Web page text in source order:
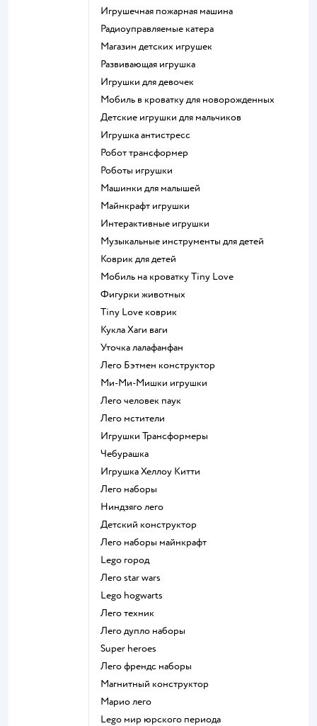
Игрушечная пожарная машина
Радиоуправляемые катера
Магазин детских игрушек
Развивающая игрушка
Игрушки для девочек
Мобиль в кроватку для новорожденных
Детские игрушки для мальчиков
Игрушка антистресс
Робот трансформер
Роботы игрушки
Машинки для малышей
Майнкрафт игрушки
Интерактивные игрушки
Музыкальные инструменты для детей
Коврик для детей
Мобиль на кроватку Tiny Love
Фигурки животных
Tiny Love коврик
Кукла Хаги ваги
Уточка лалафанфан
Лего Бэтмен конструктор
Ми-Ми-Мишки игрушки
Лего человек паук
Лего мстители
Игрушки Трансформеры
Чебурашка
Игрушка Хеллоу Китти
Лего наборы
Ниндзяго лего
Детский конструктор
Лего наборы майнкрафт
Lego город
Лего star wars
Lego hogwarts
Лего техник
Лего дупло наборы
Super heroes
Лего френдс наборы
Магнитный конструктор
Марио лего
Lego мир юрского периода